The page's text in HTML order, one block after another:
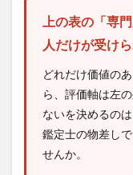
上の表の「専
人だけが受け
どれだけ価値の
ら、評価軸は左
ないを決めるの
鑑定士の物差し
せんか。